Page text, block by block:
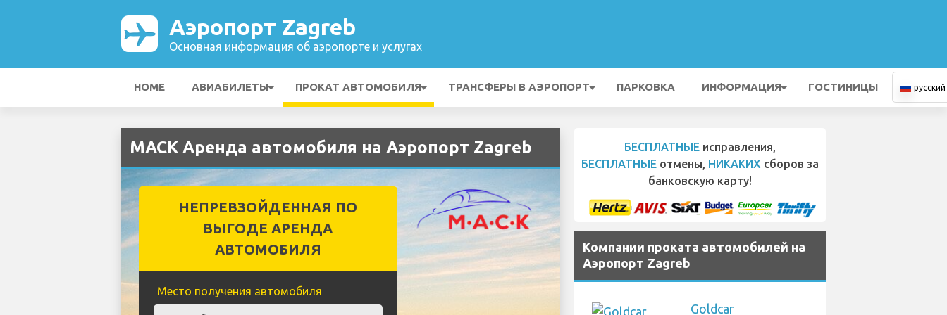
Аэропорт Zagreb
Основная информация об аэропорте и услугах
HOME АВИАБИЛЕТЫ ПРОКАТ АВТОМОБИЛЯ ТРАНСФЕРЫ В АЭРОПОРТ ПАРКОВКА ИНФОРМАЦИЯ ГОСТИНИЦЫ русский
MACK Аренда автомобиля на Аэропорт Zagreb
НЕПРЕВЗОЙДЕННАЯ ПО
ВЫГОДЕ АРЕНДА
АВТОМОБИЛЯ
Место получения автомобиля
БЕСПЛАТНЫЕ исправления,
БЕСПЛАТНЫЕ отмены, НИКАКИХ сборов за
банковскую карту!
Компании проката автомобилей на
Аэропорт Zagreb
Goldcar